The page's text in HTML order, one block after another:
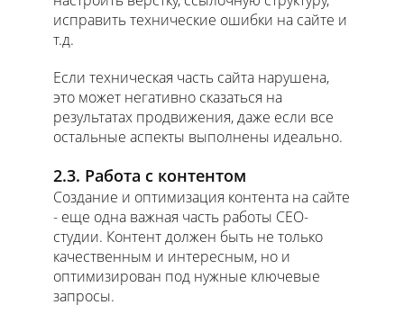
исправить технические ошибки на сайте и
т.д.
Если техническая часть сайта нарушена,
это может негативно сказаться на
результатах продвижения, даже если все
остальные аспекты выполнены идеально.
2.3. Работа с контентом
Создание и оптимизация контента на сайте
- еще одна важная часть работы СЕО-
студии. Контент должен быть не только
качественным и интересным, но и
оптимизирован под нужные ключевые
запросы.